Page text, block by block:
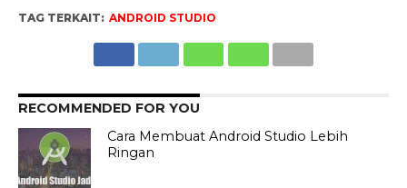
TAG TERKAIT: ANDROID STUDIO
RECOMMENDED FOR YOU
Cara Membuat Android Studio Lebih
Ringan